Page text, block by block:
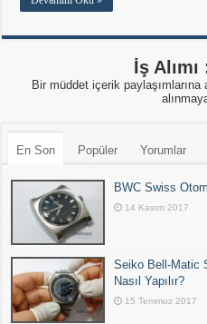
İş Alımı
Bir müddet içerik
En Son Popüler Yorumlar
BWC Swiss
14 Kasım 2017
Seiko Bell-Matic
Nasıl Yapılır?
15 Temmuz 2017